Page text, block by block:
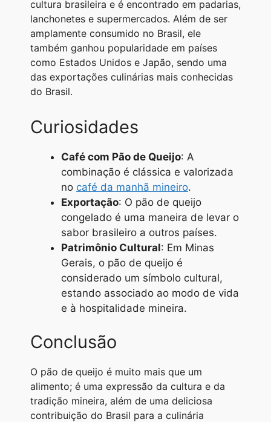
cultura brasileira e é encontrado em padarias,
lanchonetes e supermercados. Além de ser
amplamente consumido no Brasil, ele
também ganhou popularidade em países
como Estados Unidos e Japão, sendo uma
das exportações culinárias mais conhecidas
do Brasil.
Curiosidades
Café com Pão de Queijo: A
combinação é clássica e valorizada
no café da manhã mineiro.
Exportação: O pão de queijo
congelado é uma maneira de levar o
sabor brasileiro a outros países.
Patrimônio Cultural: Em Minas
Gerais, o pão de queijo é
considerado um símbolo cultural,
estando associado ao modo de vida
e à hospitalidade mineira.
Conclusão
O pão de queijo é muito mais que um
alimento; é uma expressão da cultura e da
tradição mineira, além de uma deliciosa
contribuição do Brasil para a culinária